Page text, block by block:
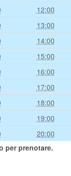
12:00
13:00
14:00
15:00
16:00
17:00
18:00
19:00
20:00
per prenotare.